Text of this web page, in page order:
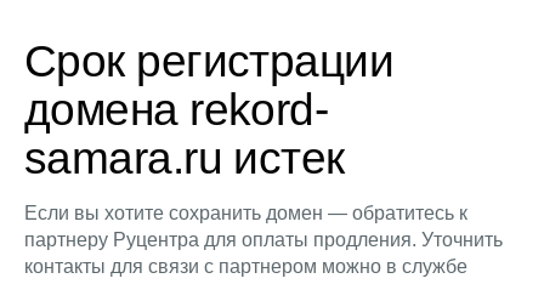
Срок регистрации
домена rekord-
samara.ru истек
Если вы хотите сохранить домен — обратитесь к
партнеру Руцентра для оплаты продления. Уточнить
контакты для связи с партнером можно в службе